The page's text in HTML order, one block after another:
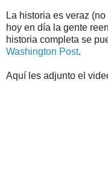
La historia es veraz
hoy en día la gente
historia completa se
Washington Post.
Aquí les adjunto el